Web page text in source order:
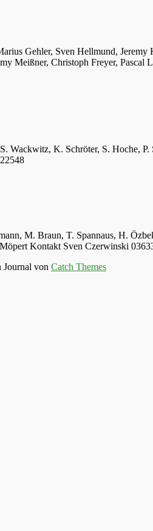
Gehler, Sven Hellmund,
Meißner, Christoph Freyer,
K. Schröter, S. Hoche,
M. Braun, T. Spannaus, H.
Kontakt Sven Czerwinski
Journal von Catch Themes